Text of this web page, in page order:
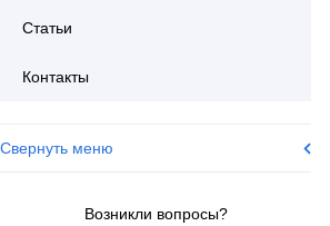
Статьи
Контакты
Свернуть меню
Возникли вопросы?